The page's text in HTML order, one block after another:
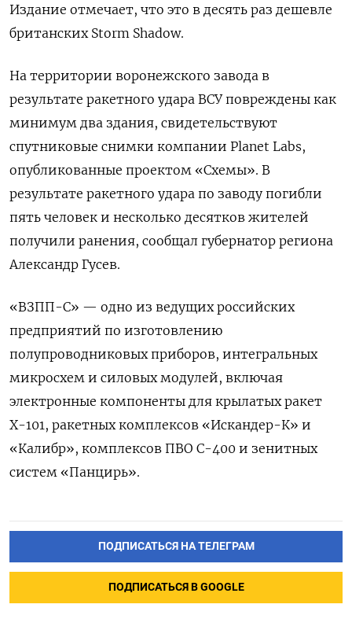
Издание отмечает, что это в десять раз дешевле
британских Storm Shadow.
На территории воронежского завода в
результате ракетного удара ВСУ повреждены как
минимум два здания, свидетельствуют
спутниковые снимки компании Planet Labs,
опубликованные проектом «Схемы». В
результате ракетного удара по заводу погибли
пять человек и несколько десятков жителей
получили ранения, сообщал губернатор региона
Александр Гусев.
«ВЗПП-С» — одно из ведущих российских
предприятий по изготовлению
полупроводниковых приборов, интегральных
микросхем и силовых модулей, включая
электронные компоненты для крылатых ракет
Х-101, ракетных комплексов «Искандер-К» и
«Калибр», комплексов ПВО С-400 и зенитных
систем «Панцирь».
ПОДПИСАТЬСЯ НА ТЕЛЕГРАМ
ПОДПИСАТЬСЯ В GOOGLE